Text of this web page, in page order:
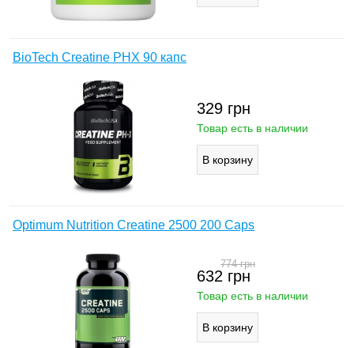
BioTech Creatine PHX 90 капс
329 грн
Товар есть в наличии
Optimum Nutrition Creatine 2500 200 Caps
632 грн
774грн
Товар есть в наличии